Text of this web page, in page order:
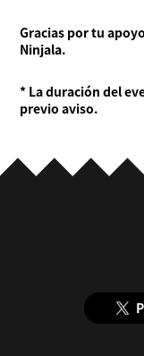
Gracias por tu
Ninjala.
* La duración del
previo aviso.